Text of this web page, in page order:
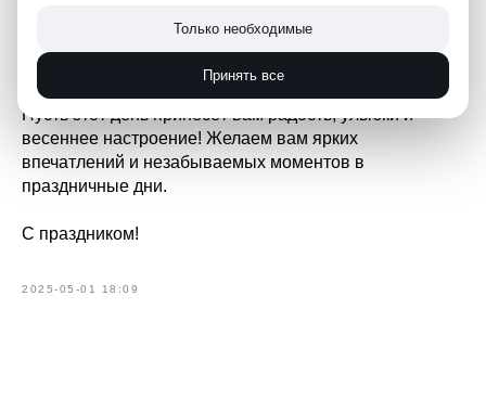
своём пространстве. Мы прибрались на прилегающей
территории, чтобы создать чистоту и порядок вокруг
себя.
Пусть этот день принесёт вам радость, улыбки и
весеннее настроение! Желаем вам ярких
впечатлений и незабываемых моментов в
праздничные дни.
С праздником!
2025-05-01 18:09
Только необходимые
Принять все